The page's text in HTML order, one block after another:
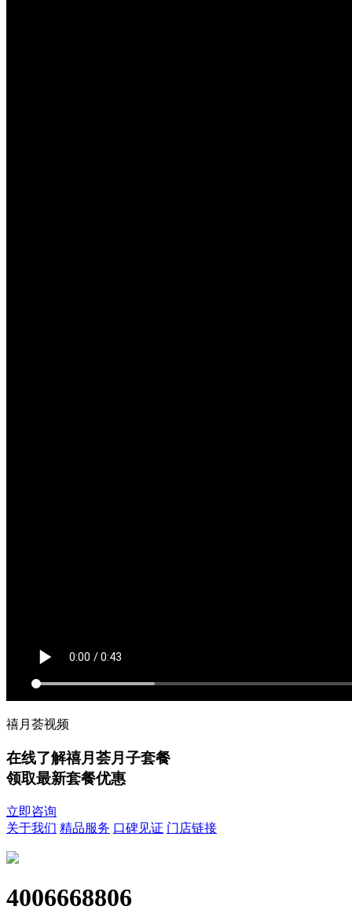
禧月荟视频
在线了解禧月荟月子套餐
领取最新套餐优惠
立即咨询
关于我们 精品服务 口碑见证 门店链接
4006668806